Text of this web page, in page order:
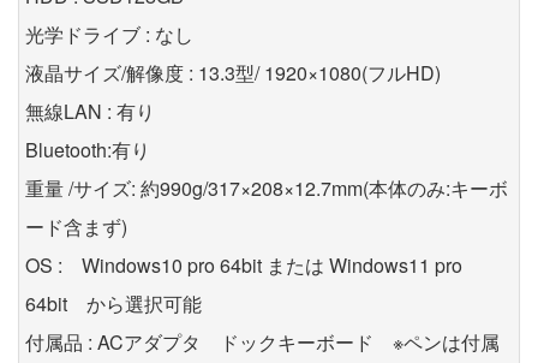
光学ドライブ : なし
液晶サイズ/解像度 : 13.3型/ 1920×1080(フルHD)
無線LAN : 有り
Bluetooth:有り
重量 /サイズ: 約990g/317×208×12.7mm(本体のみ:キーボ
ード含まず)
OS : Windows10 pro 64bit または Windows11 pro
64bit から選択可能
付属品 : ACアダプタ ドックキーボード ※ペンは付属